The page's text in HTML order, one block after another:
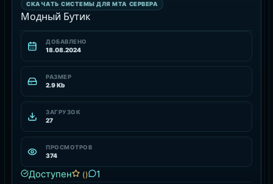
СКАЧАТЬ СИСТЕМЫ ДЛЯ MTA СЕРВЕРА
Модный Бутик
ДОБАВЛЕНО
18.08.2024
РАЗМЕР
2.9 Kb
ЗАГРУЗОК
27
ПРОСМОТРОВ
374
Доступен () 1